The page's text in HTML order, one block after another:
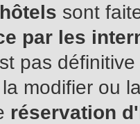
sont
par les
pas
modifier ou
réservation